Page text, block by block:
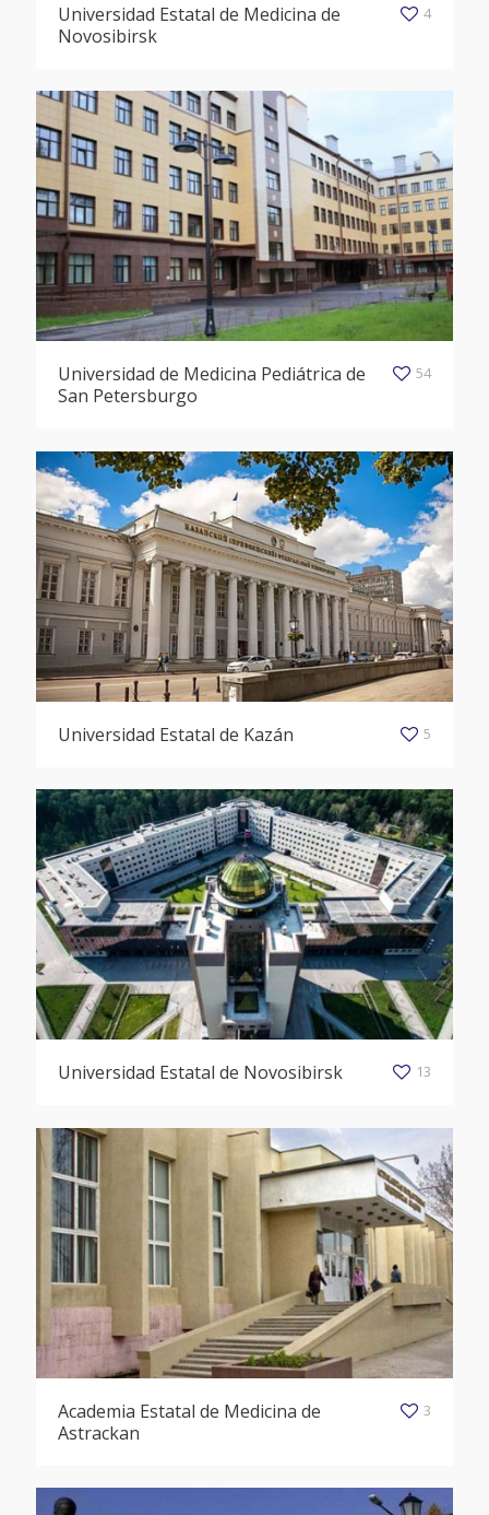
Universidad Estatal de Medicina de
Novosibirsk
4
Universidad de Medicina Pediátrica de
San Petersburgo
54
Universidad Estatal de Kazán 5
Universidad Estatal de Novosibirsk 13
Academia Estatal de Medicina de
Astrackan
3